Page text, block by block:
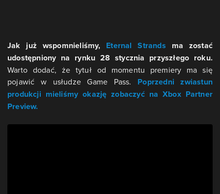
Jak już wspomnieliśmy, Eternal Strands ma zostać
udostępniony na rynku 28 stycznia przyszłego roku.
Warto dodać, że tytuł od momentu premiery ma się
pojawić w usłudze Game Pass. Poprzedni zwiastun
produkcji mieliśmy okazję zobaczyć na Xbox Partner
Preview.